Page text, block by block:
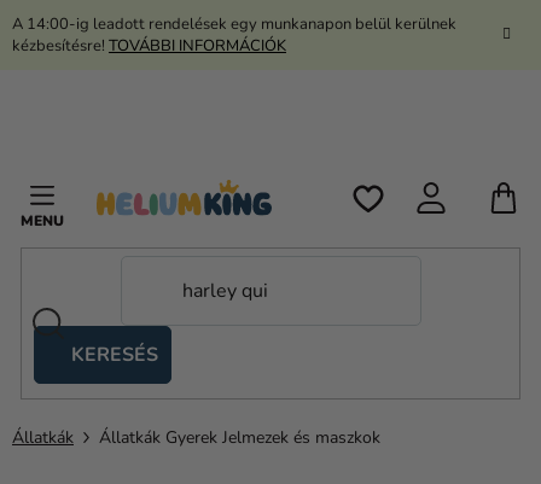
Ugrás
A 14:00-ig leadott rendelések egy munkanapon belül kerülnek
kézbesítésre! TOVÁBBI INFORMÁCIÓK
KERESÉS
sátrak
Kanekalon
Állatkák Állatkák Gyerek Jelmezek és maszkok